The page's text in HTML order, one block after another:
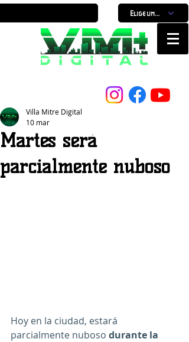
Elige un horario
Martes será
parcialmente nuboso
Villa Mitre Digital
10 mar
Hoy en la ciudad, estará
parcialmente nuboso durante la